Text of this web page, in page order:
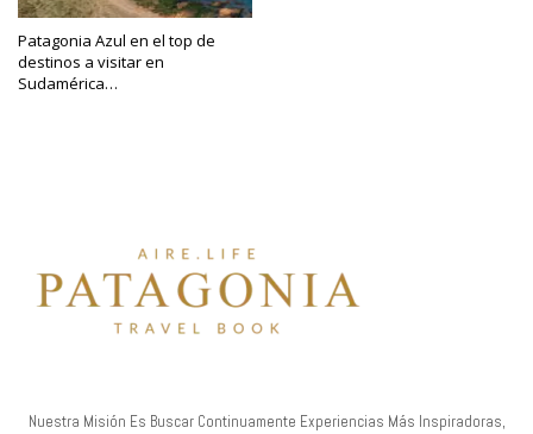
Patagonia Azul en el top de
destinos a visitar en
Sudamérica…
Nuestra Misión Es Buscar Continuamente Experiencias Más Inspiradoras,